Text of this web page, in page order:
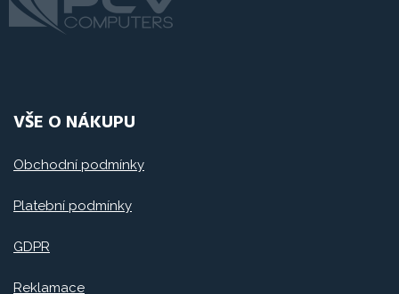
VŠE O NÁKUPU
Obchodní podmínky
Platební podmínky
GDPR
Reklamace